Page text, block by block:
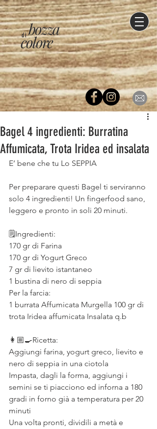
di
colore
bozza
Bagel 4 ingredienti: Burratina
Affumicata, Trota Iridea ed insalata
E’ bene che tu Lo SEPPIA
Per preparare questi Bagel ti serviranno
solo 4 ingredienti! Un fingerfood sano,
leggero e pronto in soli 20 minuti.
🗒️Ingredienti:
170 gr di Farina
170 gr di Yogurt Greco
7 gr di lievito istantaneo
1 bustina di nero di seppia
Per la farcia:
1 burrata Affumicata Murgella 100 gr di
trota Iridea affumicata Insalata q.b
👩🏼‍🍳Ricetta:
Aggiungi farina, yogurt greco, lievito e
nero di seppia in una ciotola
Impasta, dagli la forma, aggiungi i
semini se ti piacciono ed inforna a 180
gradi in forno già a temperatura per 20
minuti
Una volta pronti, dividili a metà e